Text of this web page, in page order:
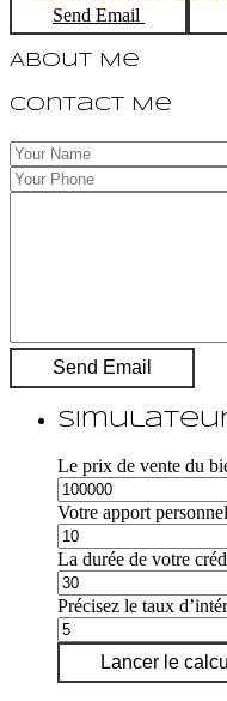
Send Email
About Me
Contact Me
Le prix de vente du
Votre apport
La durée de votre
Précisez le taux
Lancer le calcul